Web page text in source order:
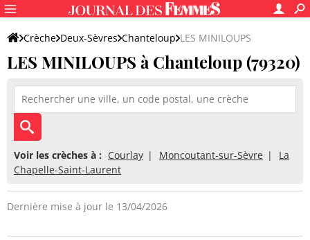
Crèche Deux-Sèvres Chanteloup LES MINILOUPS
LES MINILOUPS à Chanteloup (79320)
Voir les crèches à : Courlay Moncoutant-sur-Sèvre
La
Chapelle-Saint-Laurent
Dernière mise à jour le 13/04/2026